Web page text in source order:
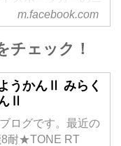
アです。
m.facebook.com
チェック！
うかんⅡ みらく
Ⅱ
ログです。最近の
8耐★TONE RT